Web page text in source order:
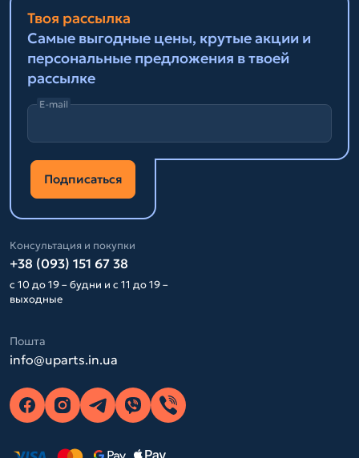
Твоя рассылка
Самые выгодные цены, крутые акции и
персональные предложения в твоей
рассылке
E-mail
Подписаться
Консультация и покупки
+38 (093) 151 67 38
с 10 до 19 – будни и с 11 до 19 –
выходные
Пошта
info@uparts.in.ua